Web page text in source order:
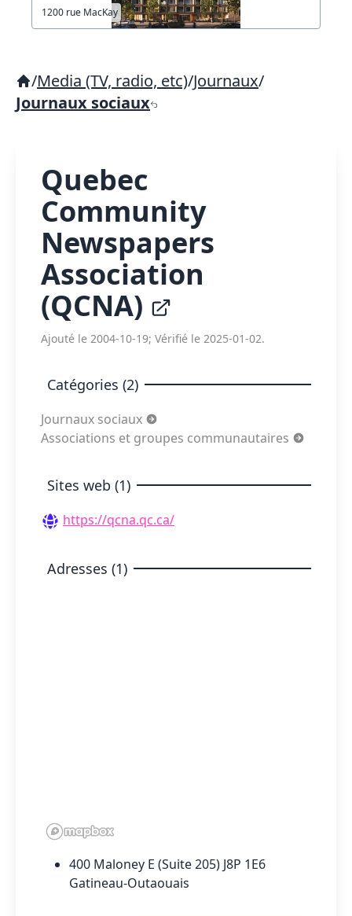
1200 rue MacKay
/Media (TV, radio, etc)/Journaux/
Journaux sociaux
Quebec
Community
Newspapers
Association
(QCNA)
Ajouté le 2004-10-19; Vérifié le 2025-01-02.
Catégories (2)
Journaux sociaux
Associations et groupes communautaires
Sites web (1)
https://qcna.qc.ca/
Adresses (1)
400 Maloney E (Suite 205) J8P 1E6
Gatineau-Outaouais